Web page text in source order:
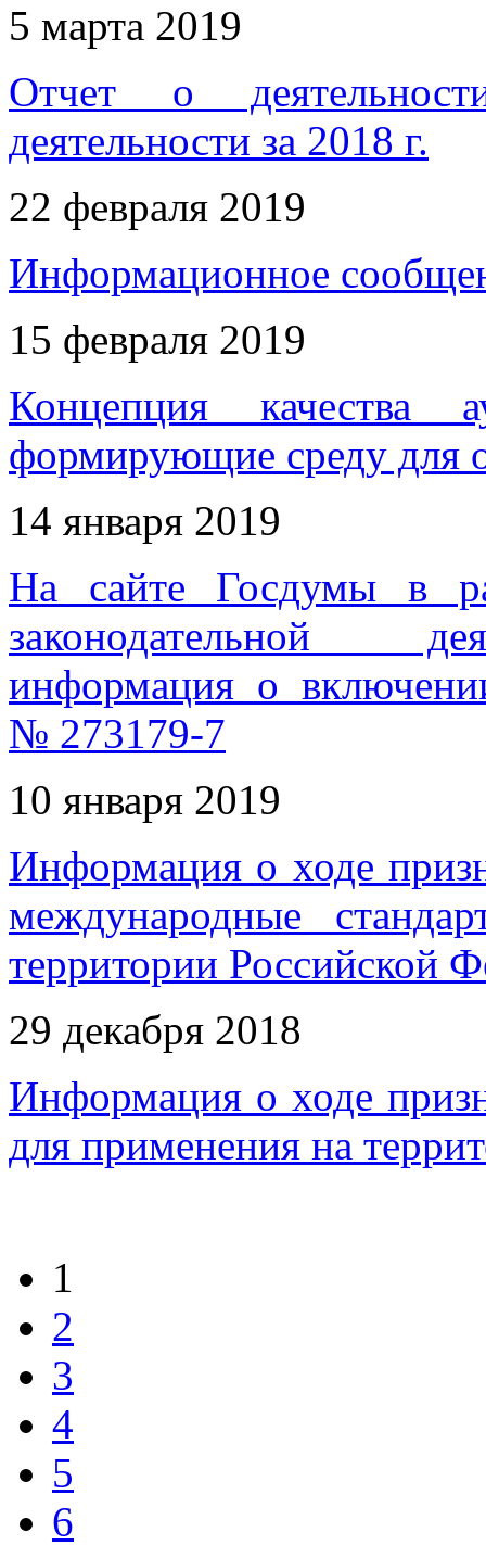
5 марта 2019
Отчет о
деятельности за 2018 г.
22 февраля 2019
Информационное
15 февраля 2019
Концепция качества
формирующие среду для
14 января 2019
На сайте Госдумы в
законодательной
информация о
№ 273179-7
10 января 2019
Информация о ходе
международные
территории Российской
29 декабря 2018
Информация о ходе
для применения на
1
2
3
4
5
6